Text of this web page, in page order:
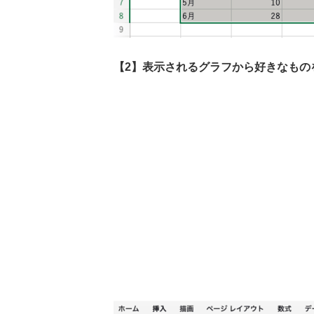
【2】表示されるグラフから好きなもの